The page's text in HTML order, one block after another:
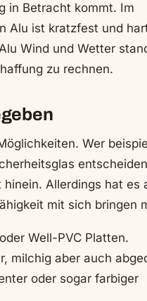
in Betracht kommt. Im
Alu ist kratzfest und
Wind und Wetter
zu rechnen.
Wer
Allerdings hat es
mit sich bringen
oder Well-PVC Platten.
milchig aber auch
oder sogar farbiger